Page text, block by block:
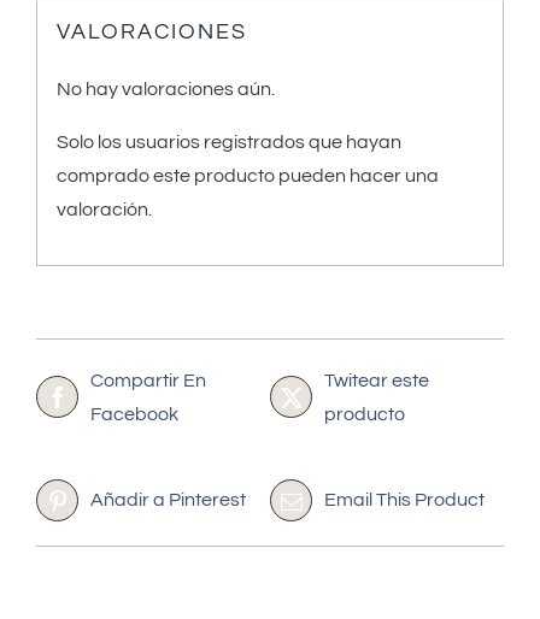
VALORACIONES
No hay valoraciones aún.
Solo los usuarios registrados que hayan
comprado este producto pueden hacer una
valoración.
Compartir En
Facebook
Twitear este
producto
Añadir a Pinterest Email This Product